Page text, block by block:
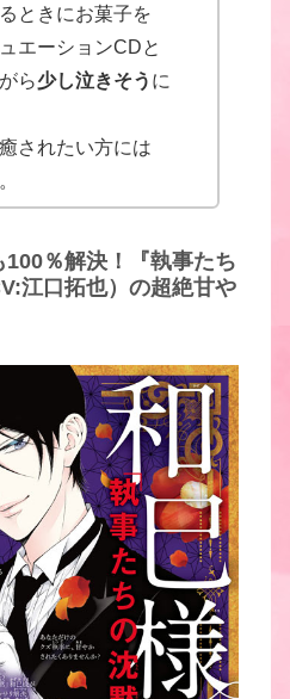
ときにお菓子を
エーションCDと
ら少し泣きそう に
されたい方には
％解決！『執事たち
江口拓也）の超絶甘や